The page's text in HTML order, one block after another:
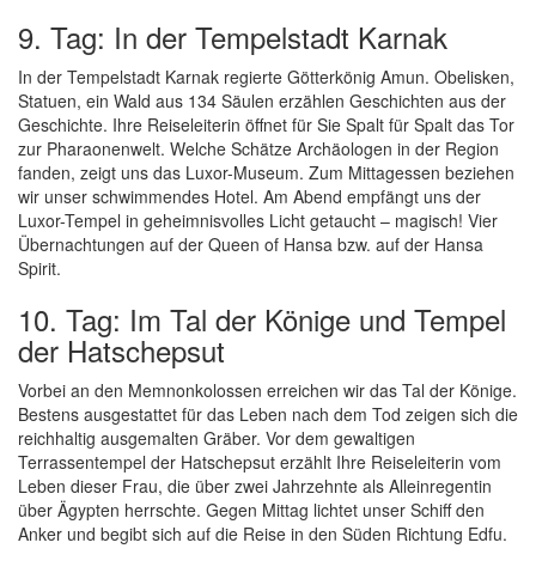
9. Tag: In der Tempelstadt Karnak
In der Tempelstadt Karnak regierte Götterkönig Amun. Obelisken,
Statuen, ein Wald aus 134 Säulen erzählen Geschichten aus der
Geschichte. Ihre Reiseleiterin öffnet für Sie Spalt für Spalt das Tor
zur Pharaonenwelt. Welche Schätze Archäologen in der Region
fanden, zeigt uns das Luxor-Museum. Zum Mittagessen beziehen
wir unser schwimmendes Hotel. Am Abend empfängt uns der
Luxor-Tempel in geheimnisvolles Licht getaucht – magisch! Vier
Übernachtungen auf der Queen of Hansa bzw. auf der Hansa
Spirit.
10. Tag: Im Tal der Könige und Tempel
der Hatschepsut
Vorbei an den Memnonkolossen erreichen wir das Tal der Könige.
Bestens ausgestattet für das Leben nach dem Tod zeigen sich die
reichhaltig ausgemalten Gräber. Vor dem gewaltigen
Terrassentempel der Hatschepsut erzählt Ihre Reiseleiterin vom
Leben dieser Frau, die über zwei Jahrzehnte als Alleinregentin
über Ägypten herrschte. Gegen Mittag lichtet unser Schiff den
Anker und begibt sich auf die Reise in den Süden Richtung Edfu.